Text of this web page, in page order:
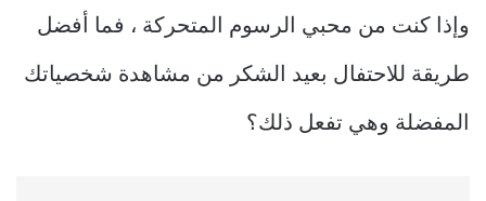
وإذا كنت من محبي الرسوم المتحركة ، فما أفضل
طريقة للاحتفال بعيد الشكر من مشاهدة شخصياتك
المفضلة وهي تفعل ذلك؟